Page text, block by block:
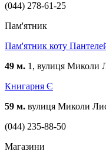
(044) 278-61-25
Пам'ятник
Пам'ятник коту
49 м. 1, вулиця Миколи
Книгарня Є
59 м. вулиця Миколи
(044) 235-88-50
Магазини